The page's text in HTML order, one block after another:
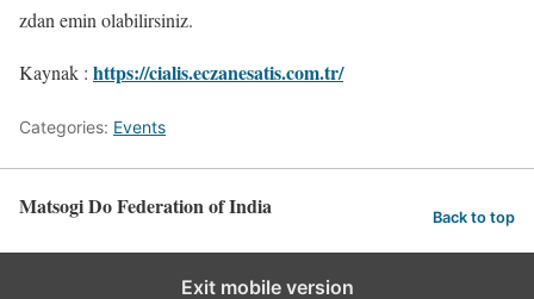
zdan emin olabilirsiniz.
Kaynak : https://cialis.eczanesatis.com.tr/
Categories: Events
Matsogi Do Federation of India Back to top
Exit mobile version